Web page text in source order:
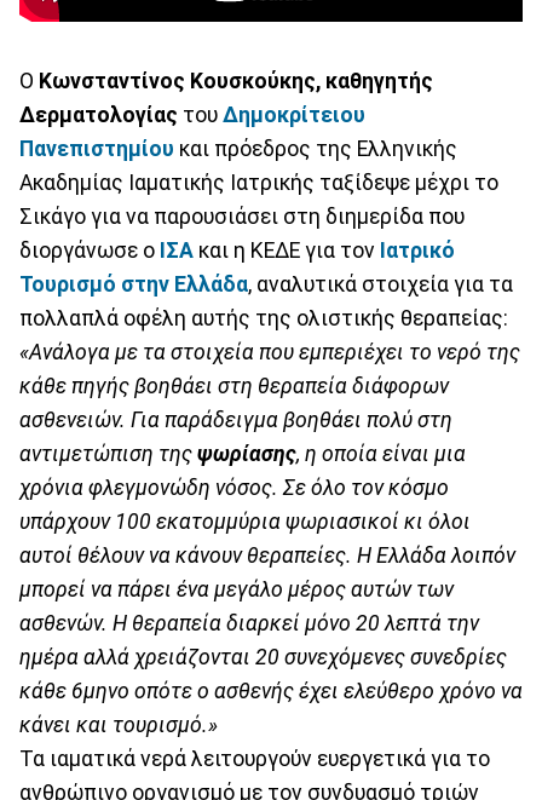
Ο Κωνσταντίνος Κουσκούκης, καθηγητής
Δερματολογίας του Δημοκρίτειου
Πανεπιστημίου και πρόεδρος της Ελληνικής
Ακαδημίας Ιαματικής Ιατρικής ταξίδεψε μέχρι το
Σικάγο για να παρουσιάσει στη διημερίδα που
διοργάνωσε ο ΙΣΑ και η ΚΕΔΕ για τον Ιατρικό
Τουρισμό στην Ελλάδα, αναλυτικά στοιχεία για τα
πολλαπλά οφέλη αυτής της ολιστικής θεραπείας:
«Ανάλογα με τα στοιχεία που εμπεριέχει το νερό της
κάθε πηγής βοηθάει στη θεραπεία διάφορων
ασθενειών. Για παράδειγμα βοηθάει πολύ στη
αντιμετώπιση της ψωρίασης, η οποία είναι μια
χρόνια φλεγμονώδη νόσος. Σε όλο τον κόσμο
υπάρχουν 100 εκατομμύρια ψωριασικοί κι όλοι
αυτοί θέλουν να κάνουν θεραπείες. Η Ελλάδα λοιπόν
μπορεί να πάρει ένα μεγάλο μέρος αυτών των
ασθενών. Η θεραπεία διαρκεί μόνο 20 λεπτά την
ημέρα αλλά χρειάζονται 20 συνεχόμενες συνεδρίες
κάθε 6μηνο οπότε ο ασθενής έχει ελεύθερο χρόνο να
κάνει και τουρισμό.»
Τα ιαματικά νερά λειτουργούν ευεργετικά για το
ανθρώπινο οργανισμό με τον συνδυασμό τριών